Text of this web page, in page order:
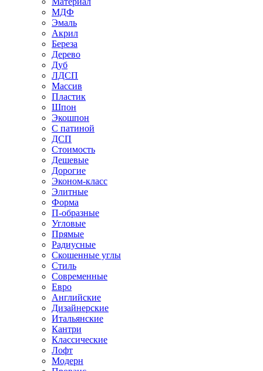
МДФ
Эмаль
Акрил
Береза
Дерево
Дуб
ЛДСП
Массив
Пластик
Шпон
Экошпон
С патиной
ДСП
Стоимость
Дешевые
Дорогие
Эконом-класс
Элитные
Форма
П-образные
Угловые
Прямые
Радиусные
Скошенные углы
Стиль
Современные
Евро
Английские
Дизайнерские
Итальянские
Кантри
Классические
Лофт
Модерн